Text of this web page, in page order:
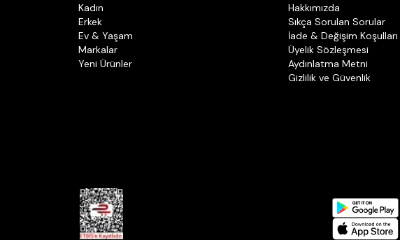
Kadın
Erkek
Ev & Yaşam
Markalar
Yeni Ürünler
Hakkımızda
Sıkça Sorulan Sorular
İade & Değişim Koşulları
Üyelik Sözleşmesi
Aydınlatma Metni
Gizlilik ve Güvenlik